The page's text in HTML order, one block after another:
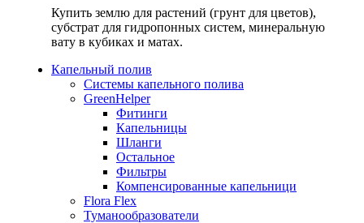
Купить землю для растений (грунт для цветов),
субстрат для гидропонных систем, минеральную
вату в кубиках и матах.
Капельный полив
Системы капельного полива
GreenHelper
Фитинги
Капельницы
Шланги
Остальное
Фильтры
Компенсированные капельници
Flora Flex
Туманообразователи